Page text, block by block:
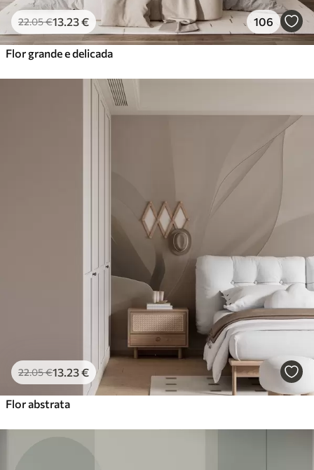
22.05€13 .23€ 106
Flor grande e delicada
22.05€13 .23€
Flor abstrata